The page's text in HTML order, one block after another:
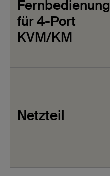
Fernbedienung
für 4-Port
KVM/KM
Netzteil